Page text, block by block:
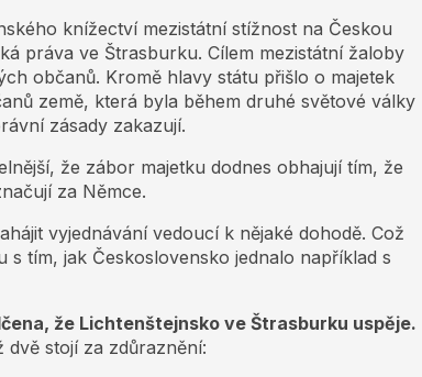
knížectví mezistátní stížnost na Českou
práva ve Štrasburku. Cílem mezistátní žaloby
občanů. Kromě hlavy státu přišlo o majetek
země, která byla během druhé světové války
zásady zakazují.
že zábor majetku dodnes obhajují tím, že
za Němce.
vyjednávání vedoucí k nějaké dohodě. Což
tím, jak Československo jednalo například s
že Lichtenštejnsko ve Štrasburku uspěje.
dvě stojí za zdůraznění: